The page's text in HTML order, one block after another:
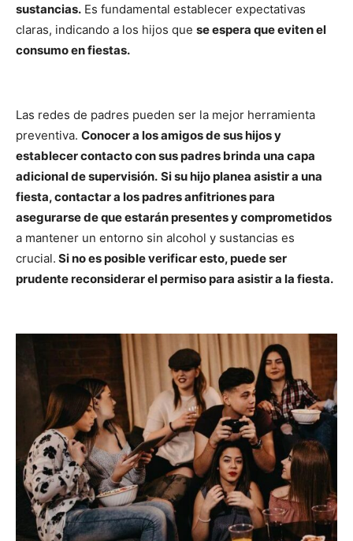
sustancias. Es fundamental establecer expectativas
claras, indicando a los hijos que se espera que eviten el
consumo en fiestas.
Las redes de padres pueden ser la mejor herramienta
preventiva. Conocer a los amigos de sus hijos y
establecer contacto con sus padres brinda una capa
adicional de supervisión. Si su hijo planea asistir a una
fiesta, contactar a los padres anfitriones para
asegurarse de que estarán presentes y comprometidos
a mantener un entorno sin alcohol y sustancias es
crucial. Si no es posible verificar esto, puede ser
prudente reconsiderar el permiso para asistir a la fiesta.